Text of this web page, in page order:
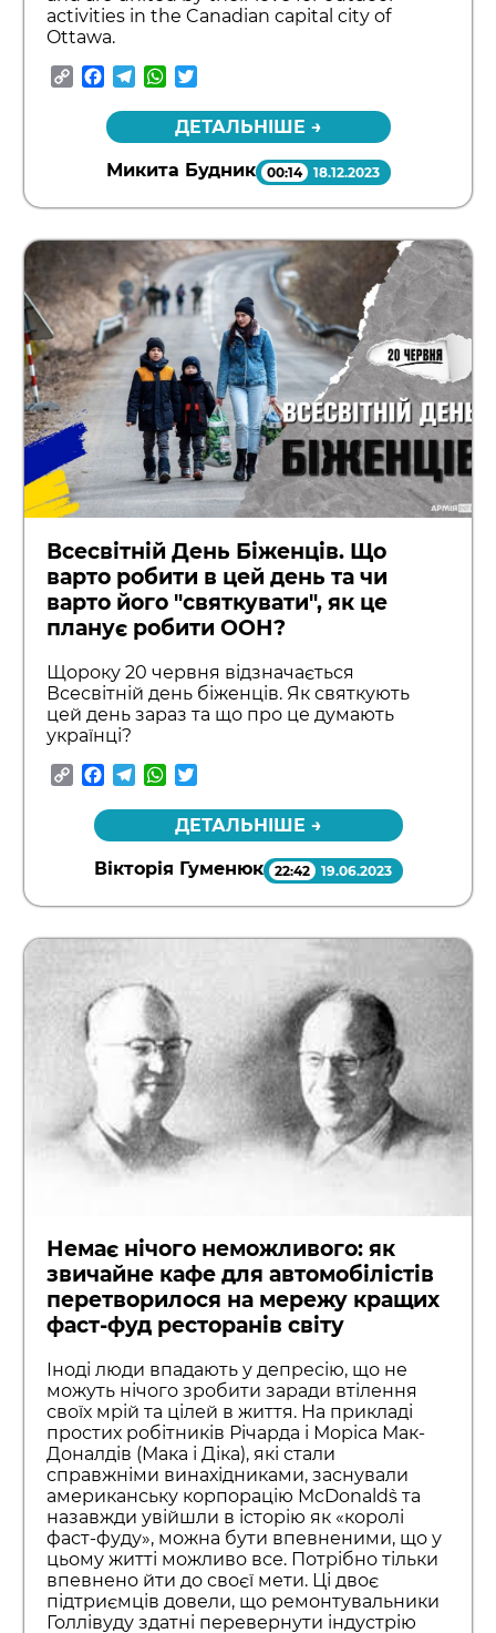
activities in the Canadian capital city of
Ottawa.
CopyFacebook
TelegramWhatsApp
ДЕТАЛЬНІШЕ →
Микита Будник 00:14 18.12.2023
Всесвітній День Біженців. Що
варто робити в цей день та чи
варто його "святкувати", як це
планує робити ООН?
Щороку 20 червня відзначається
Всесвітній день біженців. Як святкують
цей день зараз та що про це думають
українці?
CopyFacebook
TelegramWhatsApp
ДЕТАЛЬНІШЕ →
Вікторія Гуменюк 22:42 19.06.2023
Немає нічого неможливого: як
звичайне кафе для автомобілістів
перетворилося на мережу кращих
фаст-фуд ресторанів світу
Іноді люди впадають у депресію, що не
можуть нічого зробити заради втілення
своїх мрій та цілей в життя. На прикладі
простих робітників Річарда і Моріса Мак-
Доналдів (Мака і Діка), які стали
справжніми винахідниками, заснували
американську корпорацію McDonald`s та
назавжди увійшли в історію як «королі
фаст-фуду», можна бути впевненими, що у
цьому житті можливо все. Потрібно тільки
впевнено йти до своєї мети. Ці двоє
підтриємців довели, що ремонтувальники
Голлівуду здатні перевернути індустрію